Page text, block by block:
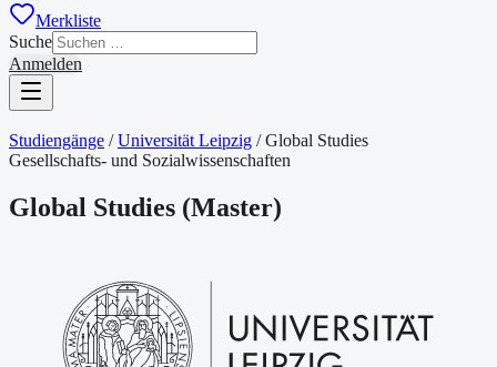
Merkliste
Suche
Anmelden
Studiengänge / Universität Leipzig /Global Studies
Gesellschafts- und Sozialwissenschaften
Global Studies (Master)